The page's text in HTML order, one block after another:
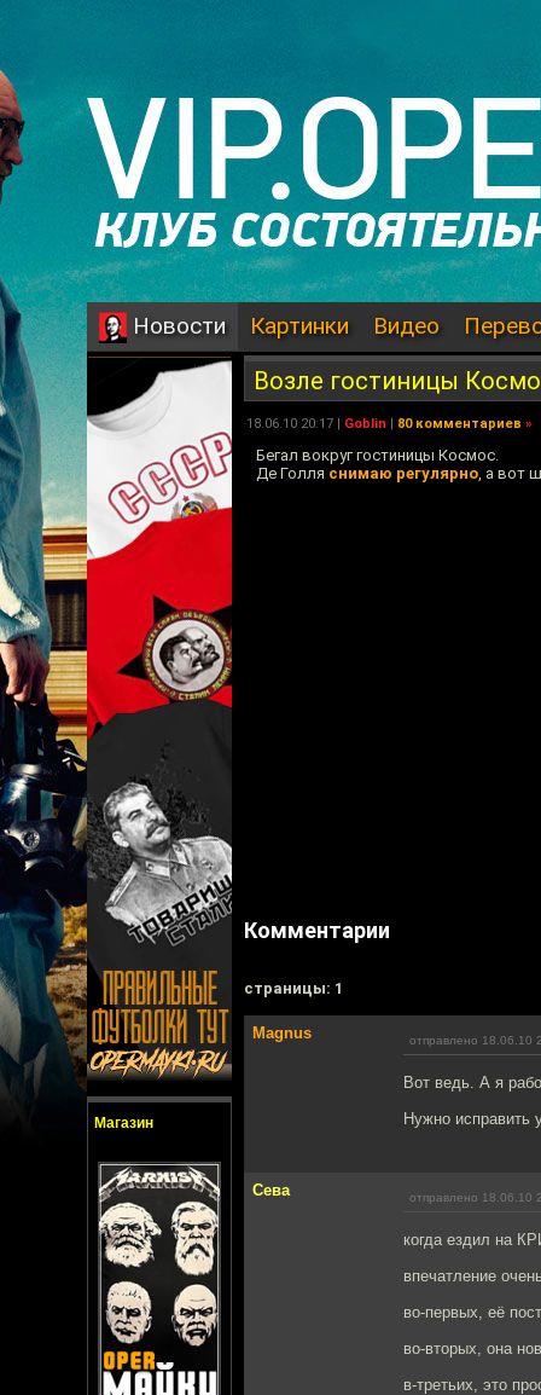
Новости Картинки Видео
Магазин
Возле гостиницы
18.06.10 20:17 | Goblin | 80 комментариев »
Бегал вокруг гостиницы Космос.
Де Голля снимаю регулярно, а вот
Комментарии
cтраницы: 1
Magnus отправлено 18.06.10
Вот ведь. А я
Нужно исправить
Сева отправлено 18.06.10
когда ездил на
впечатление
во-первых, её
во-вторых, она
в-третьих, это